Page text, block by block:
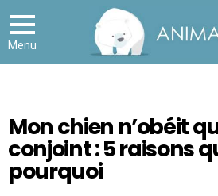
Menu
Mon chien n’obéit
conjoint : 5 raisons
pourquoi